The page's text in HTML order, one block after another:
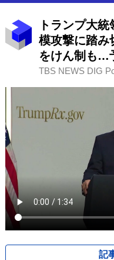
トランプ大
模攻撃に踏み
をけん制も…
期」 戦闘終
TBS NEWS DIG
記